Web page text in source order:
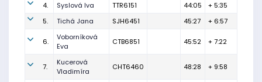
4. Syslová Iva TTR6151 44:05
+ 5:35
5.
Tichá Jana SJH6451 45:27 + 6:57
6.
Voborníková
Eva
CTB6851 45:52 + 7:22
7.
Kucerová
Vladimíra
CHT6460 48:28 + 9:58